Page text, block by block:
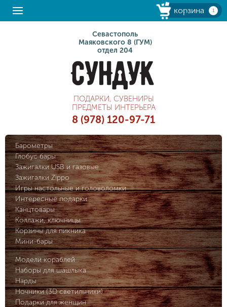
корзина 1
Севастополь
Маяковского 8 (ГУМ)
отдел 204
ПОДАРКИ, СУВЕНИРЫ
ПРЕДМЕТЫ ИНТЕРЬЕРА
8 (978) 120-97-71
Барометры
Глобус бары
Зажигалки USB и газовые
Зажигалки Zippo
Игры настольные и головоломки
Интересные подарки
Канцтовары
Коллажи, ключницы
Корзины для пикника
Мини-бары
Модели кораблей
Наборы для шашлыка
Нарды
Ночники (3D светильники)
Подарки для женщин